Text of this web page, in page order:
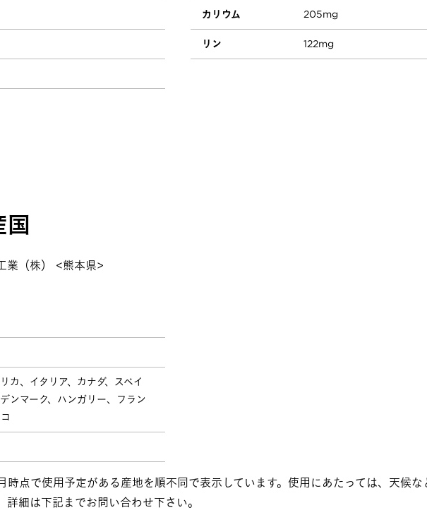
カリウム 205mg
リン 122mg
国
業（株） <熊本県>
カ、イタリア、カナダ、スペイ
ンマーク、ハンガリー、フラン
点で使用予定がある産地を順不同で表示しています。使用にあたっては、天候な
細は下記までお問い合わせ下さい。